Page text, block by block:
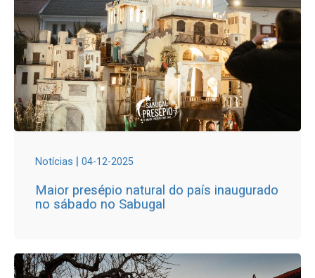
Notícias | 04-12-2025
Maior presépio natural do país inaugurado
no sábado no Sabugal